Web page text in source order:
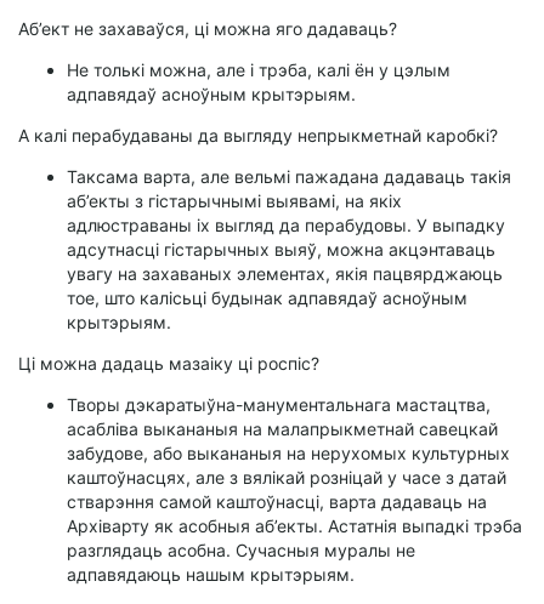
Аб’ект не захаваўся, ці можна яго дадаваць?
Не толькі можна, але і трэба, калі ён у цэлым
адпавядаў асноўным крытэрыям.
А калі перабудаваны да выгляду непрыкметнай каробкі?
Таксама варта, але вельмі пажадана дадаваць такія
аб’екты з гістарычнымі выявамі, на якіх
адлюстраваны іх выгляд да перабудовы. У выпадку
адсутнасці гістарычных выяў, можна акцэнтаваць
увагу на захаваных элементах, якія пацвярджаюць
тое, што калісьці будынак адпавядаў асноўным
крытэрыям.
Ці можна дадаць мазаіку ці роспіс?
Творы дэкаратыўна-манументальнага мастацтва,
асабліва выкананыя на малапрыкметнай савецкай
забудове, або выкананыя на нерухомых культурных
каштоўнасцях, але з вялікай розніцай у часе з датай
стварэння самой каштоўнасці, варта дадаваць на
Архіварту як асобныя аб’екты. Астатнія выпадкі трэба
разглядаць асобна. Сучасныя муралы не
адпавядаюць нашым крытэрыям.